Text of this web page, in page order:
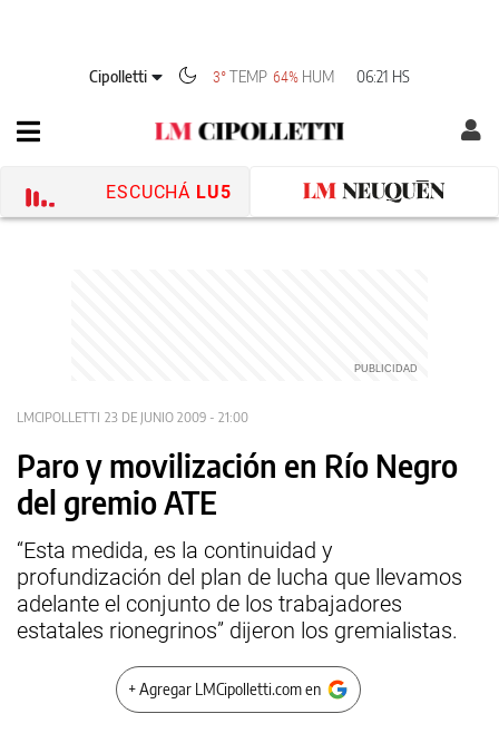
Cipolletti 3°TEMP 64% HUM 06:21 HS
ESCUCHÁ LU5
LMCIPOLLETTI 23 DE JUNIO 2009 - 21:00
Paro y movilización en Río Negro
del gremio ATE
“Esta medida, es la continuidad y
profundización del plan de lucha que llevamos
adelante el conjunto de los trabajadores
estatales rionegrinos” dijeron los gremialistas.
+ Agregar LMCipolletti.com en